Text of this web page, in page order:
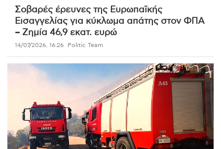
Σοβαρές έρευνες της Ευρωπαϊκής
Εισαγγελίας για κύκλωμα απάτης στον ΦΠΑ
– Ζημία 46,9 εκατ. ευρώ
14/07/2026, 16:26 Politic Team